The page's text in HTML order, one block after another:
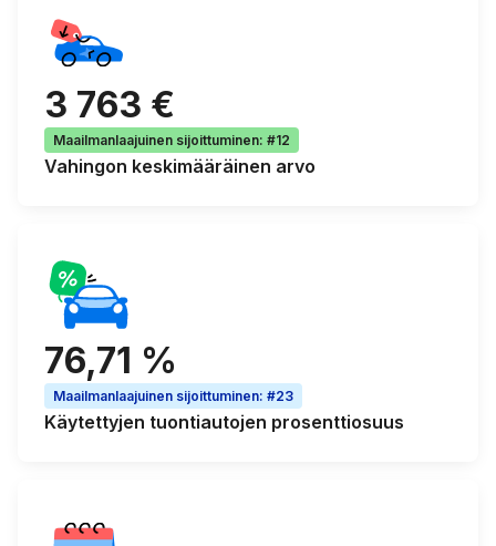
3 763 €
Maailmanlaajuinen sijoittuminen: #12
Vahingon keskimääräinen arvo
76,71 %
Maailmanlaajuinen sijoittuminen: #23
Käytettyjen tuontiautojen prosenttiosuus